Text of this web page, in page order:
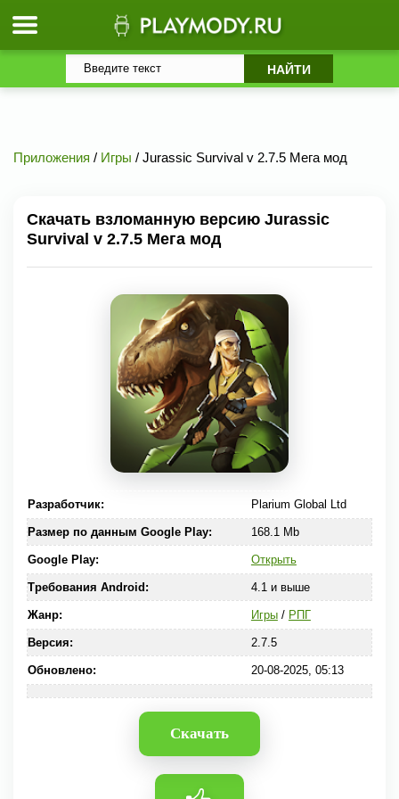
Приложения / Игры / Jurassic Survival v 2.7.5 Мега мод
Скачать взломанную версию Jurassic
Survival v 2.7.5 Мега мод
Разработчик: Plarium Global Ltd
Размер по данным Google Play: 168.1 Mb
Google Play: Открыть
Требования Android: 4.1 и выше
Жанр: Игры/ РПГ
Версия: 2.7.5
Обновлено: 20-08-2025, 05:13
Скачать